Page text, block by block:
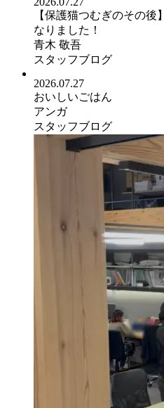
【保護猫つむぎのその後
なりました！
青木 敬吾
スタッフブログ
2026.07.27
おいしいごはん
アンガ
スタッフブログ